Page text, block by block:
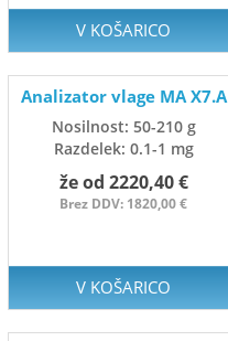
V KOŠARICO
Analizator vlage MA X7.A
Nosilnost: 50-210 g
Razdelek: 0.1-1 mg
že od 2220,40 €
Brez DDV: 1820,00 €
V KOŠARICO